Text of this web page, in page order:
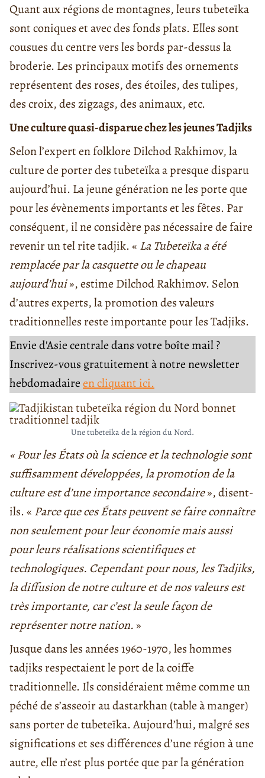
Quant aux régions de montagnes, leurs tubeteïka
sont coniques et avec des fonds plats. Elles sont
cousues du centre vers les bords par-dessus la
broderie. Les principaux motifs des ornements
représentent des roses, des étoiles, des tulipes,
des croix, des zigzags, des animaux, etc.
Une culture quasi-disparue chez les jeunes Tadjiks
Selon l’expert en folklore Dilchod Rakhimov, la
culture de porter des tubeteïka a presque disparu
aujourd’hui. La jeune génération ne les porte que
pour les évènements importants et les fêtes. Par
conséquent, il ne considère pas nécessaire de faire
revenir un tel rite tadjik. « LaTubeteïka a été
remplacée par la casquette ou le chapeau
aujourd’hui», estime Dilchod Rakhimov. Selon
d’autres experts, la promotion des valeurs
traditionnelles reste importante pour les Tadjiks.
Envie d'Asie centrale dans votre boîte mail ?
Inscrivez-vous gratuitement à notre newsletter
hebdomadaireen cliquant ici.
Une tubeteïka de la région du Nord.
« Pour les États où la science et la technologie sont
suffisamment développées, la promotion de la
culture est d’une importance secondaire», disent-
ils. « Parce que ces États peuvent se faire connaître
non seulement pour leur économie mais aussi
pour leurs réalisations scientifiques et
technologiques. Cependant pour nous, les Tadjiks,
la diffusion de notre culture et de nos valeurs est
très importante, car c’est la seule façon de
représenter notre nation. »
Jusque dans les années 1960-1970, les hommes
tadjiks respectaient le port de la coiffe
traditionnelle. Ils considéraient même comme un
péché de s’asseoir au dastarkhan (table à manger)
sans porter de tubeteïka. Aujourd’hui, malgré ses
significations et ses différences d’une région à une
autre, elle n’est plus portée que par la génération